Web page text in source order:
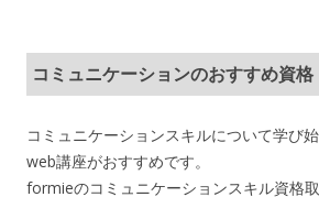
コミュニケーションのおすすめ資格
コミュニケーションスキルについて学び
web講座がおすすめです。
formieのコミュニケーションスキル資格